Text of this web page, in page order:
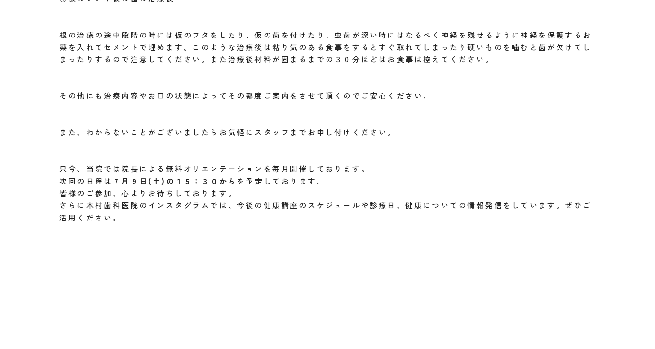
根の治療の途中段階の時には仮のフタをしたり、仮の歯を付けたり、虫歯が深い時にはなるべく神経を残せるように神経を保護するお
薬を入れてセメントで埋めます。このような治療後は粘り気のある食事をするとすぐ取れてしまったり硬いものを噛むと歯が欠けてし
まったりするので注意してください。また治療後材料が固まるまでの３０分ほどはお食事は控えてください。
その他にも治療内容やお口の状態によってその都度ご案内をさせて頂くのでご安心ください。
また、わからないことがございましたらお気軽にスタッフまでお申し付けください。
只今、当院では院長による無料オリエンテーションを毎月開催しております。
次回の日程は ７月９日(土)の１５：３０から を予定しております。
皆様のご参加、心よりお待ちしております。
さらに木村歯科医院のインスタグラムでは、今後の健康講座のスケジュールや診療日、健康についての情報発信をしています。ぜひご
活用ください。